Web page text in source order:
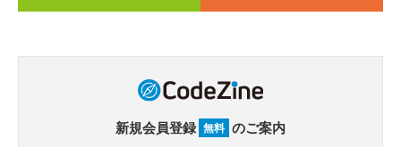
新規会員登録 無料 のご案内